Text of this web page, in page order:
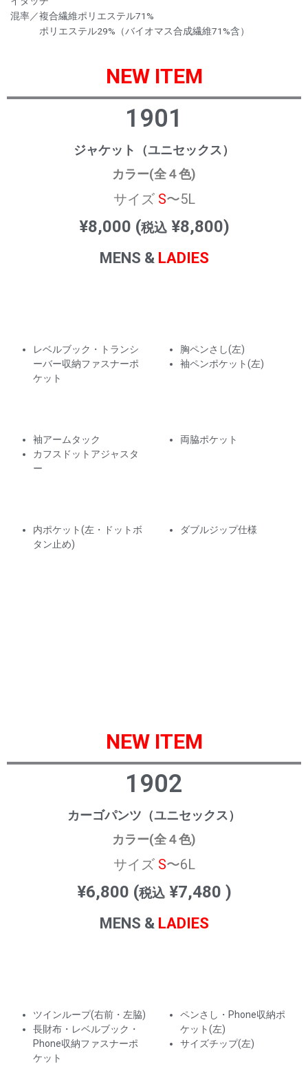
混率／複合繊維ポリエステル71%
ポリエステル29%（バイオマス合成繊維71%含）
NEW ITEM
1901
ジャケット（ユニセックス）
カラー(全４色)
サイズ S〜5L
¥8,000 (税込¥8,800)
MENS & LADIES
レベルブック・トランシ
ーバー収納ファスナーポ
ケット
胸ペンさし(左)
袖ペンポケット(左)
袖アームタック
カフスドットアジャスタ
ー
両脇ポケット
内ポケット(左・ドットボ
タン止め)
ダブルジップ仕様
NEW ITEM
1902
カーゴパンツ（ユニセックス）
カラー(全４色)
サイズ S〜6L
¥6,800 (税込¥7,480 )
MENS & LADIES
ツインループ(右前・左脇)
長財布・レベルブック・
Phone収納ファスナーポ
ケット
ペンさし・Phone収納ポ
ケット(左)
サイズチップ(左)